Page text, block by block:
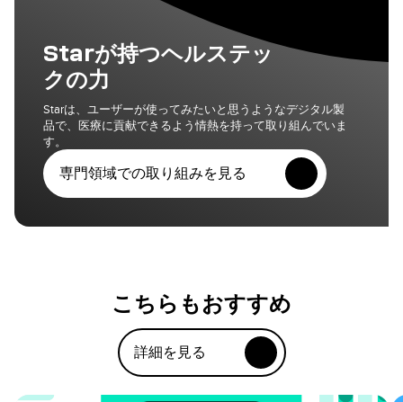
Starが持つヘルステッ
クの力
Starは、ユーザーが使ってみたいと思うようなデジタル製
品で、医療に貢献できるよう情熱を持って取り組んでいま
す。
専門領域での取り組みを見る
こちらもおすすめ
詳細を見る